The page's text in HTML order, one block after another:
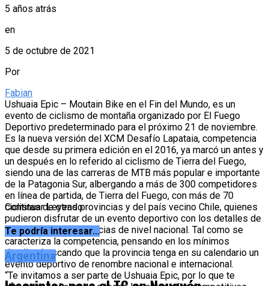
5 años atrás
en
5 de octubre de 2021
Por
Fabian
Ushuaia Epic – Moutain Bike en el Fin del Mundo, es un
evento de ciclismo de montaña organizado por El Fuego
Deportivo predeterminado para el próximo 21 de noviembre.
Es la nueva versión del XCM Desafío Lapataia, competencia
que desde su primera edición en el 2016, ya marcó un antes y
un después en lo referido al ciclismo de Tierra del Fuego,
siendo una de las carreras de MTB más popular e importante
de la Patagonia Sur, albergando a más de 300 competidores
en línea de partida, de Tierra del Fuego, con más de 70
ciclistas de otras provincias y del país vecino Chile, quienes
pudieron disfrutar de un evento deportivo con los detalles de
las grandes competencias de nivel nacional. Tal como se
caracteriza la competencia, pensando en los mínimos
detalles buscando que la provincia tenga en su calendario un
evento deportivo de renombre nacional e internacional.
“Te invitamos a ser parte de Ushuaia Epic, por lo que te
Continuar Leyendo
Te podría interesar...
Argentina